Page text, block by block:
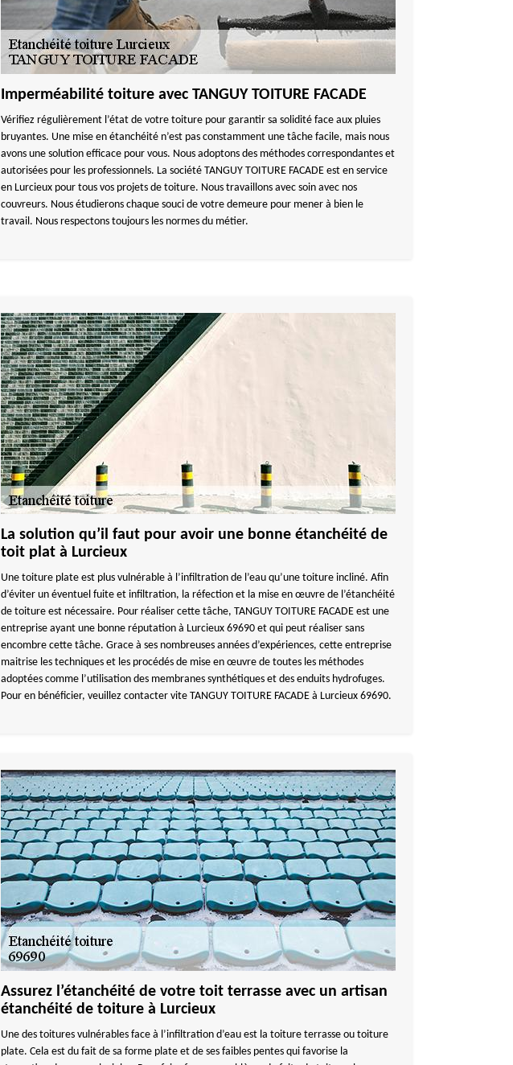
Imperméabilité toiture avec TANGUY TOITURE FACADE
Vérifiez régulièrement l’état de votre toiture pour garantir sa solidité face aux pluies
bruyantes. Une mise en étanchéité n’est pas constamment une tâche facile, mais nous
avons une solution efficace pour vous. Nous adoptons des méthodes correspondantes et
autorisées pour les professionnels. La société TANGUY TOITURE FACADE est en service
en Lurcieux pour tous vos projets de toiture. Nous travaillons avec soin avec nos
couvreurs. Nous étudierons chaque souci de votre demeure pour mener à bien le
travail. Nous respectons toujours les normes du métier.
La solution qu’il faut pour avoir une bonne étanchéité de
toit plat à Lurcieux
Une toiture plate est plus vulnérable à l’infiltration de l’eau qu’une toiture incliné. Afin
d’éviter un éventuel fuite et infiltration, la réfection et la mise en œuvre de l’étanchéité
de toiture est nécessaire. Pour réaliser cette tâche, TANGUY TOITURE FACADE est une
entreprise ayant une bonne réputation à Lurcieux 69690 et qui peut réaliser sans
encombre cette tâche. Grace à ses nombreuses années d’expériences, cette entreprise
maitrise les techniques et les procédés de mise en œuvre de toutes les méthodes
adoptées comme l’utilisation des membranes synthétiques et des enduits hydrofuges.
Pour en bénéficier, veuillez contacter vite TANGUY TOITURE FACADE à Lurcieux 69690.
Assurez l’étanchéité de votre toit terrasse avec un artisan
étanchéité de toiture à Lurcieux
Une des toitures vulnérables face à l’infiltration d’eau est la toiture terrasse ou toiture
plate. Cela est du fait de sa forme plate et de ses faibles pentes qui favorise la